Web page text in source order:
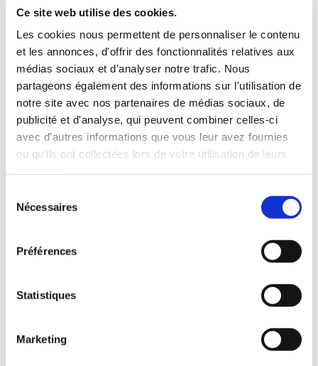
Ce site web utilise des cookies.
Les cookies nous permettent de personnaliser le contenu
et les annonces, d'offrir des fonctionnalités relatives aux
médias sociaux et d'analyser notre trafic. Nous
partageons également des informations sur l'utilisation de
notre site avec nos partenaires de médias sociaux, de
publicité et d'analyse, qui peuvent combiner celles-ci
avec d'autres informations que vous leur avez fournies
ou qu'ils ont collectées lors de votre utilisation de leurs
Nécessaires
Préférences
Statistiques
Marketing
INCLUS À LA LOCATION
Killométrage illimité
Assurance tous risques (hors franchise)
Carburant : plein à rendre plein
CONDITIONS DE LOCATION
Age minimum :20 ans
Années de permis :2 ans
Caution :1000 €